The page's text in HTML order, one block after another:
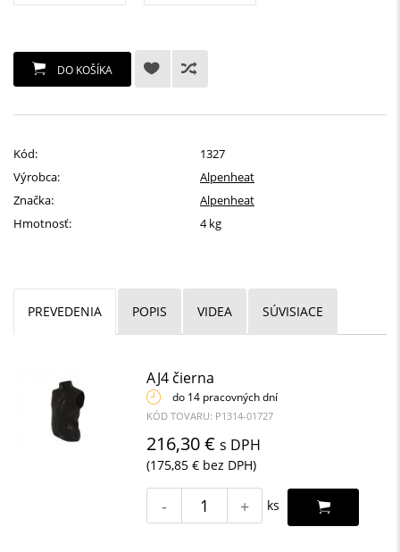
DO KOŠÍKA
Kód:
1327
Výrobca:
Alpenheat
Značka:
Alpenheat
Hmotnosť:
4 kg
PREVEDENIA POPIS VIDEA SÚVISIACE
AJ4 čierna
do 14 pracovných dní
KÓD TOVARU: P1314-01727
216,30 €s DPH
(175,85 € bez DPH)
- + ks